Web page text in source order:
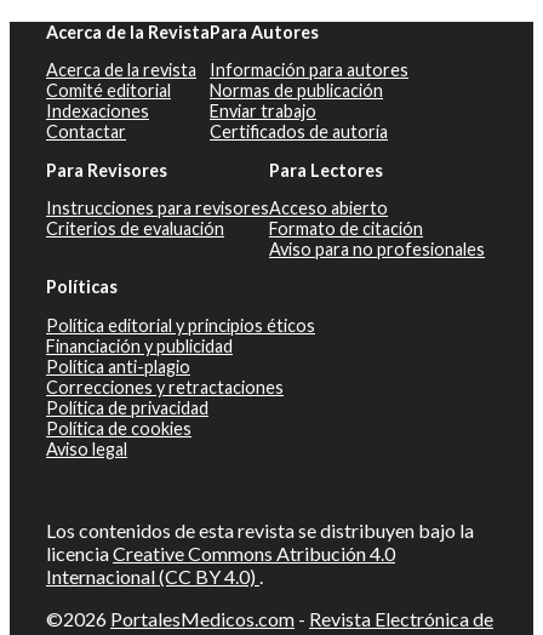
Acerca de la Revista
Acerca de la revista
Comité editorial
Indexaciones
Contactar
Para Autores
Información para autores
Normas de publicación
Enviar trabajo
Certificados de autoría
Para Revisores
Instrucciones para revisores
Criterios de evaluación
Para Lectores
Acceso abierto
Formato de citación
Aviso para no profesionales
Políticas
Política editorial y principios éticos
Financiación y publicidad
Política anti-plagio
Correcciones y retractaciones
Política de privacidad
Política de cookies
Aviso legal
Los contenidos de esta revista se distribuyen bajo la
licenciaCreative Commons Atribución 4.0
Internacional (CC BY 4.0) .
©2026 PortalesMedicos.com - Revista Electrónica de